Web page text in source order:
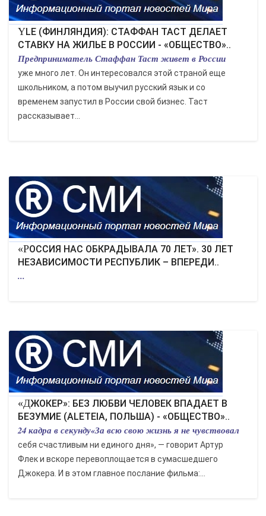
YLE (ФИНЛЯНДИЯ): СТАФФАН ТАСТ ДЕЛАЕТ
СТАВКУ НА ЖИЛЬЕ В РОССИИ - «ОБЩЕСТВО»..
Предприниматель Стаффан Таст живет в России
уже много лет. Он интересовался этой страной еще
школьником, а потом выучил русский язык и со
временем запустил в России свой бизнес. Таст
рассказывает...
«РОССИЯ НАС ОБКРАДЫВАЛА 70 ЛЕТ». 30 ЛЕТ
НЕЗАВИСИМОСТИ РЕСПУБЛИК – ВПЕРЕДИ..
...
«ДЖОКЕР»: БЕЗ ЛЮБВИ ЧЕЛОВЕК ВПАДАЕТ В
БЕЗУМИЕ (ALETEIA, ПОЛЬША) - «ОБЩЕСТВО»..
24 кадра в секунду«За всю свою жизнь я не чувствовал
себя счастливым ни единого дня», — говорит Артур
Флек и вскоре перевоплощается в сумасшедшего
Джокера. И в этом главное послание фильма:...